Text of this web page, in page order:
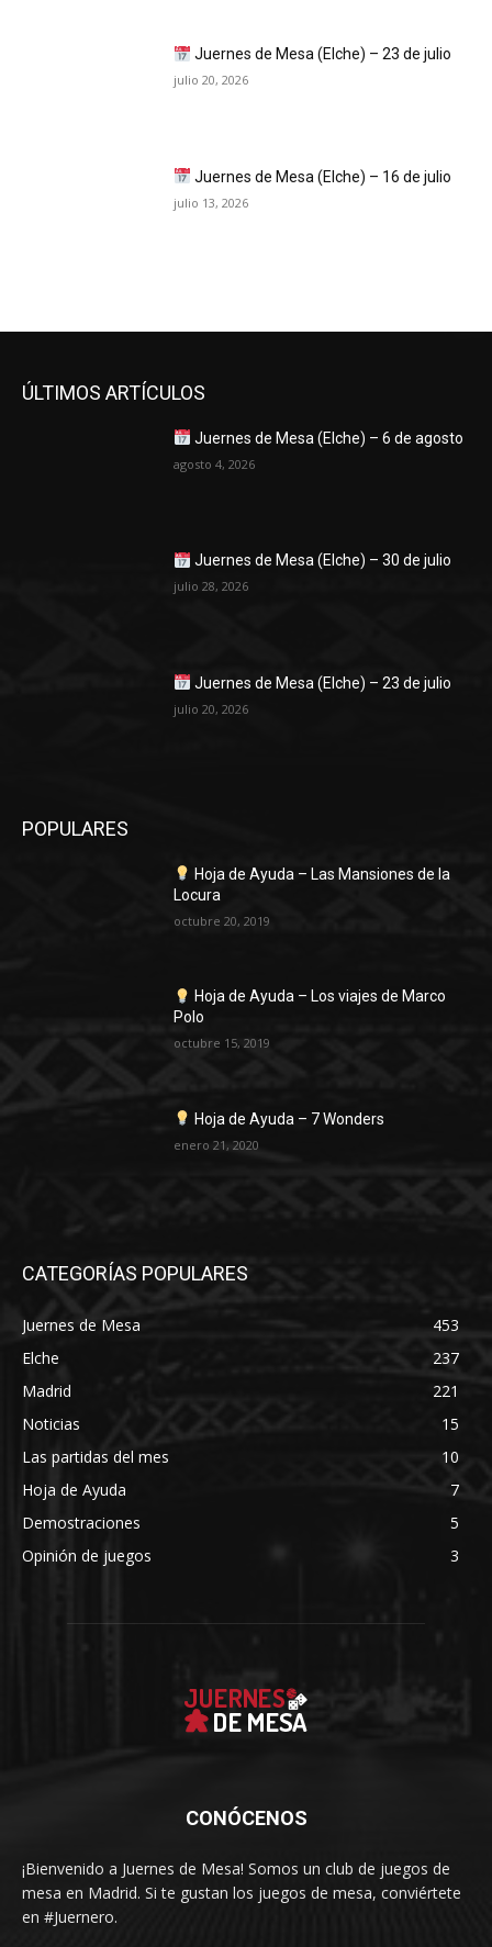
Juernes de Mesa (Elche) – 23 de julio
julio 20, 2026
Juernes de Mesa (Elche) – 16 de julio
julio 13, 2026
ÚLTIMOS ARTÍCULOS
Juernes de Mesa (Elche) – 6 de agosto
agosto 4, 2026
Juernes de Mesa (Elche) – 30 de julio
julio 28, 2026
Juernes de Mesa (Elche) – 23 de julio
julio 20, 2026
POPULARES
Hoja de Ayuda – Las Mansiones de la
Locura
octubre 20, 2019
Hoja de Ayuda – Los viajes de Marco
Polo
octubre 15, 2019
Hoja de Ayuda – 7 Wonders
enero 21, 2020
CATEGORÍAS POPULARES
Juernes de Mesa
453
Elche
237
Madrid
221
Noticias
15
Las partidas del mes
10
Hoja de Ayuda
7
Demostraciones
5
Opinión de juegos
3
CONÓCENOS
¡Bienvenido a Juernes de Mesa! Somos un club de juegos de
mesa en Madrid. Si te gustan los juegos de mesa, conviértete
en #Juernero.